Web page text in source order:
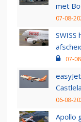
met
07-08-
07-
06-08-
Apollo